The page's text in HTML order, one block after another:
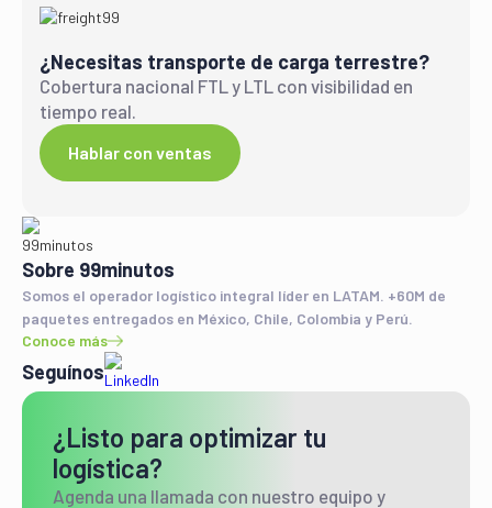
¿Necesitas transporte de carga terrestre?
Cobertura nacional FTL y LTL con visibilidad en
tiempo real.
Hablar con ventas
Sobre 99minutos
Somos el operador logístico integral líder en LATAM. +60M de
paquetes entregados en México, Chile, Colombia y Perú.
Conoce más
Seguínos
¿Listo para optimizar tu
logística?
Agenda una llamada con nuestro equipo y